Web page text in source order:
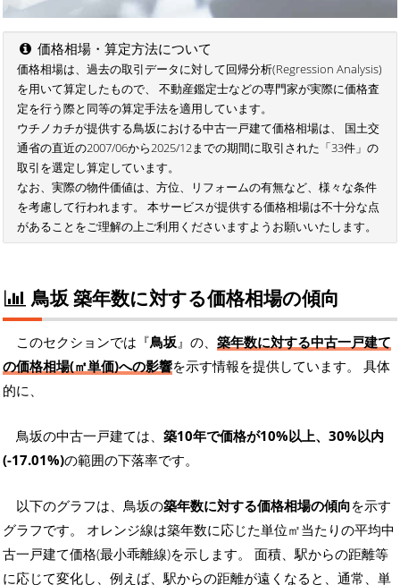
価格相場・算定方法について
価格相場は、過去の取引データに対して回帰分析(Regression Analysis)
を用いて算定したもので、 不動産鑑定士などの専門家が実際に価格査
定を行う際と同等の算定手法を適用しています。
ウチノカチが提供する鳥坂における中古一戸建て価格相場は、 国土交
通省の直近の2007/06から2025/12までの期間に取引された「33件」の
取引を選定し算定しています。
なお、実際の物件価値は、方位、リフォームの有無など、様々な条件
を考慮して行われます。 本サービスが提供する価格相場は不十分な点
があることをご理解の上ご利用くださいますようお願いいたします。
鳥坂 築年数に対する価格相場の傾向
このセクションでは『鳥坂』の、 築年数に対する中古一戸建て
の価格相場(㎡単価)への影響を示す情報を提供しています。 具体
的に、
鳥坂の中古一戸建ては、 築10年で価格が10%以上、30%以内
(-17.01%)の範囲の下落率です。
以下のグラフは、鳥坂の築年数に対する価格相場の傾向を示す
グラフです。 オレンジ線は築年数に応じた単位㎡当たりの平均中
古一戸建て価格(最小乖離線)を示します。 面積、駅からの距離等
に応じて変化し、例えば、駅からの距離が遠くなると、通常、単